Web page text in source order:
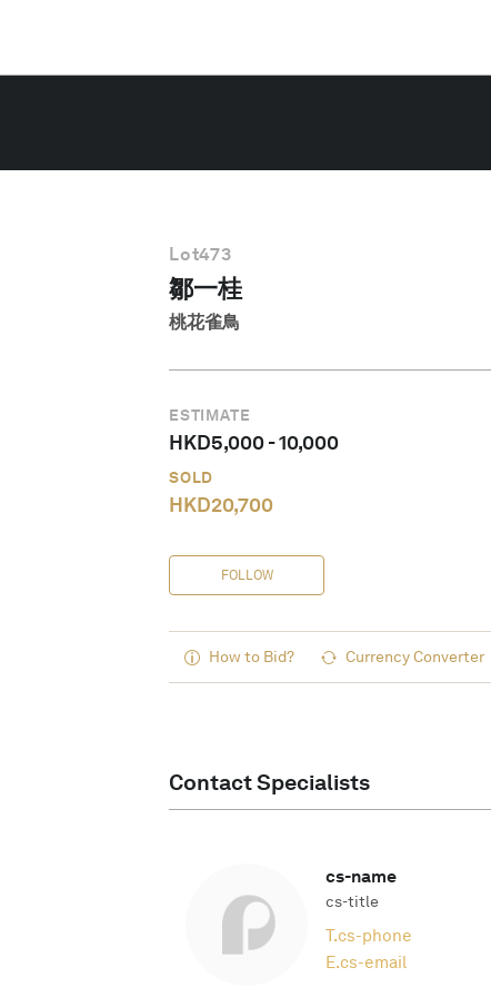
Lot473
鄒一桂
桃花雀鳥
ESTIMATE
HKD5,000-10,000
SOLD
HKD20,700
FOLLOW
How to Bid? Currency Converter
Contact Specialists
cs-name
cs-title
T.cs-phone
E.cs-email